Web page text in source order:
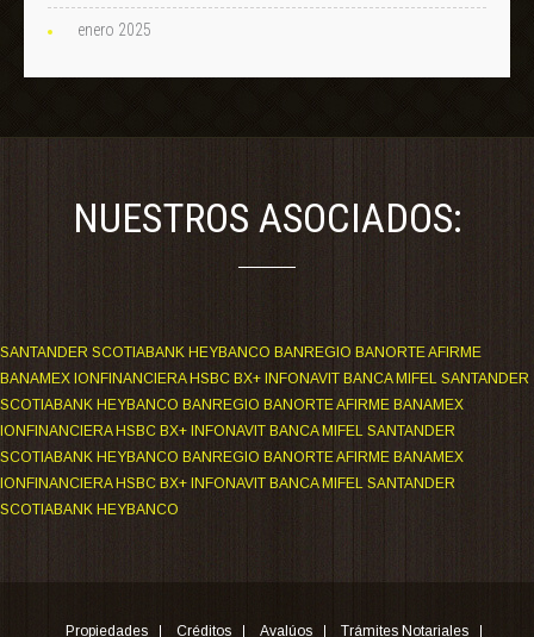
enero 2025
NUESTROS ASOCIADOS:
SANTANDER SCOTIABANK HEYBANCO BANREGIO BANORTE AFIRME
BANAMEX IONFINANCIERA HSBC BX+ INFONAVIT BANCA MIFEL SANTANDER
SCOTIABANK HEYBANCO BANREGIO BANORTE AFIRME BANAMEX
IONFINANCIERA HSBC BX+ INFONAVIT BANCA MIFEL SANTANDER
SCOTIABANK HEYBANCO BANREGIO BANORTE AFIRME BANAMEX
IONFINANCIERA HSBC BX+ INFONAVIT BANCA MIFEL SANTANDER
SCOTIABANK HEYBANCO
Propiedades Créditos Avalúos Trámites Notariales